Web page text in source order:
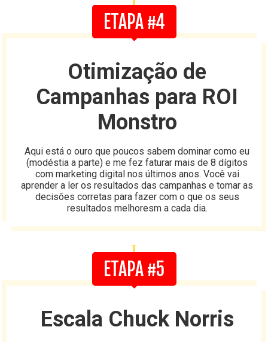
ETAPA #4
Otimização de
Campanhas para ROI
Monstro
Aqui está o ouro que poucos sabem dominar como eu
(modéstia a parte) e me fez faturar mais de 8 dígitos
com marketing digital nos últimos anos. Você vai
aprender a ler os resultados das campanhas e tomar as
decisões corretas para fazer com o que os seus
resultados melhoresm a cada dia.
I
ETAPA #5
Escala Chuck Norris